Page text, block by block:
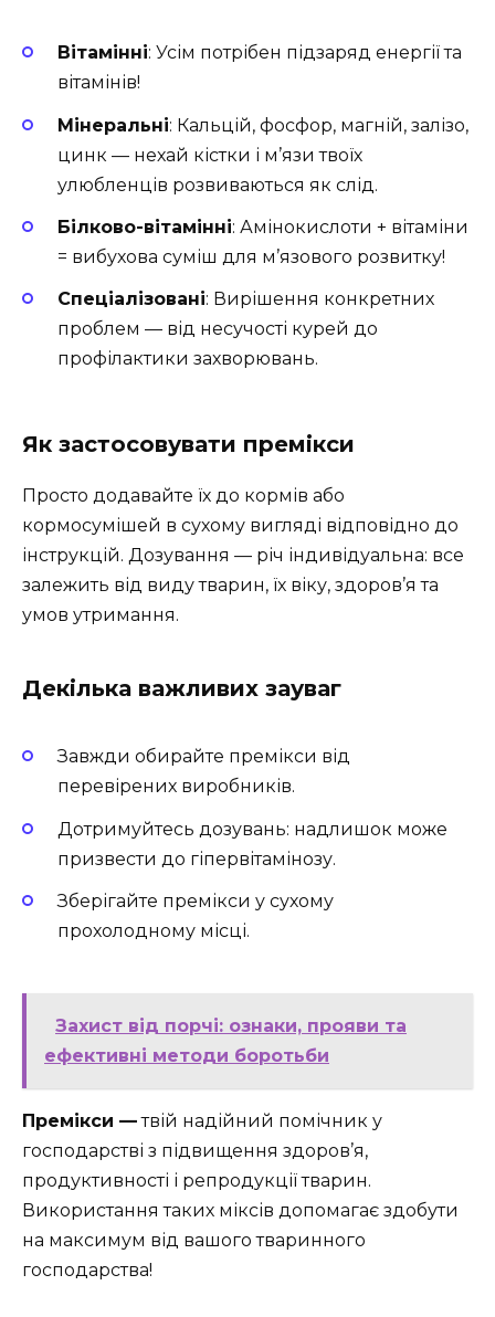
Вітамінні: Усім потрібен підзаряд енергії та
вітамінів!
Мінеральні: Кальцій, фосфор, магній, залізо,
цинк — нехай кістки і м’язи твоїх
улюбленців розвиваються як слід.
Білково-вітамінні: Амінокислоти + вітаміни
= вибухова суміш для м’язового розвитку!
Спеціалізовані: Вирішення конкретних
проблем — від несучості курей до
профілактики захворювань.
Як застосовувати премікси
Просто додавайте їх до кормів або
кормосумішей в сухому вигляді відповідно до
інструкцій. Дозування — річ індивідуальна: все
залежить від виду тварин, їх віку, здоров’я та
умов утримання.
Декілька важливих зауваг
Завжди обирайте премікси від
перевірених виробників.
Дотримуйтесь дозувань: надлишок може
призвести до гіпервітамінозу.
Зберігайте премікси у сухому
прохолодному місці.
Захист від порчі: ознаки, прояви та
ефективні методи боротьби
Премікси —твій надійний помічник у
господарстві з підвищення здоров’я,
продуктивності і репродукції тварин.
Використання таких міксів допомагає здобути
на максимум від вашого тваринного
господарства!